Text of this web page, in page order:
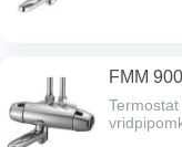
FMM